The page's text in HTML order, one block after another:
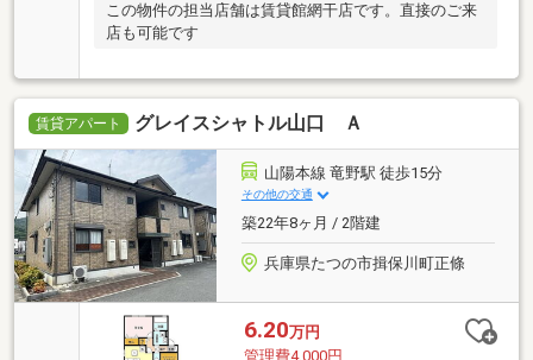
この物件の担当店舗は賃貸館網干店です。直接のご来
店も可能です
賃貸アパート グレイスシャトル山口 Ａ
山陽本線 竜野駅 徒歩15分
その他の交通
築22年8ヶ月 / 2階建
兵庫県たつの市揖保川町正條
6.20万円
管理費4,000円